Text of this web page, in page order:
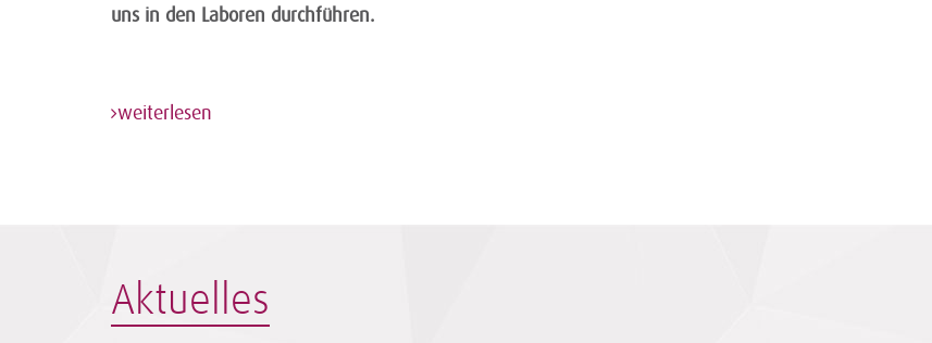
uns in den Laboren durchführen.
weiterlesen
Aktuelles